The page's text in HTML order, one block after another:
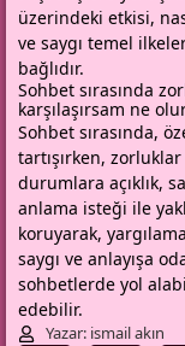
üzerindeki etkisi,
ve saygı temel
bağlıdır.
Sohbet sırasında
karşılaşırsam ne
Sohbet sırasında,
tartışırken,
durumlara açıklık,
anlama isteği ile
koruyarak,
saygı ve anlayışa
sohbetlerde yol
edebilir.
Yazar: ismail akın